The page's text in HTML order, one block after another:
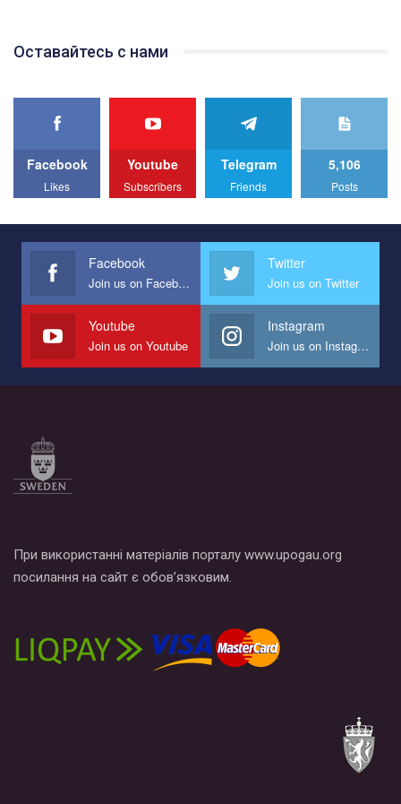
best video, representing programme for the development of
We appeal to your support and ask to help us implement our plan
All you have to do is to press "Like" below the video.
Эмоционально сильный ролик от команды "Гей-альянс
представляющий программу развития организации.
Мы просим вас поддержать нас и помочь нам реализовать
наш план по борьбе с насилием и дискриминацией на почве
СОГИ в Украине.
Все, что вам нужно сделать - это зайти на наш канал YouTube
Оставайтесь с нами
Facebook
Likes
Youtube
Subscribers
Telegram
Friends
5,106
Posts
Facebook
Join us on Facebook
Twitter
Join us on Twitter
Youtube
Join us on Youtube
Instagram
Join us on Instagram
При використанні матеріалів порталу www.upogau.org
посилання на сайт є обов’язковим.